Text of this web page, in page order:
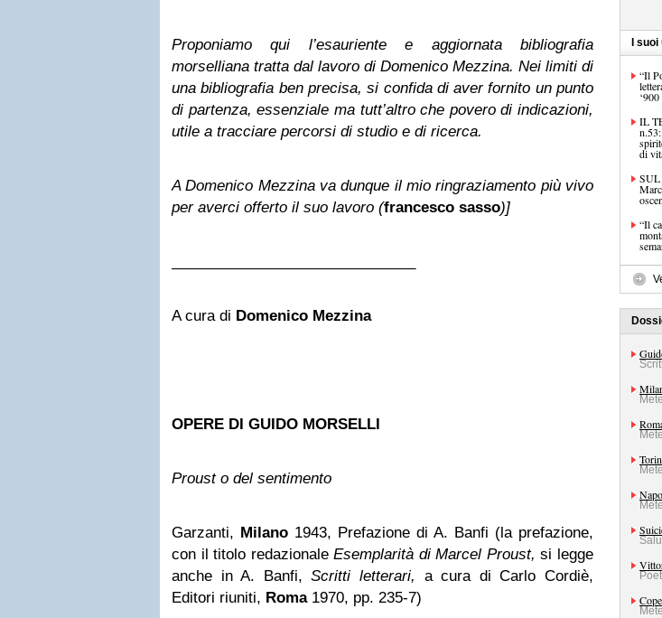
Proponiamo qui l’esauriente e aggiornata bibliografia
morselliana tratta dal lavoro di Domenico Mezzina. Nei limiti di
una bibliografia ben precisa, si confida di aver fornito un punto
di partenza, essenziale ma tutt’altro che povero di indicazioni,
utile a tracciare percorsi di studio e di ricerca.
A Domenico Mezzina va dunque il mio ringraziamento più vivo
per averci offerto il suo lavoro (francesco sasso)]
A cura di Domenico Mezzina
OPERE DI GUIDO MORSELLI
Proust o del sentimento
Garzanti, Milano 1943, Prefazione di A. Banfi (la prefazione,
con il titolo redazionaleEsemplarità di Marcel Proust, si legge
anche in A. Banfi,Scritti letterari,
a cura di Carlo Cordiè,
Editori riuniti, Roma1970, pp. 235-7)
I
“Il
‘900
IL
di
“Il
Mete
Mete
Mete
Mete
Mete